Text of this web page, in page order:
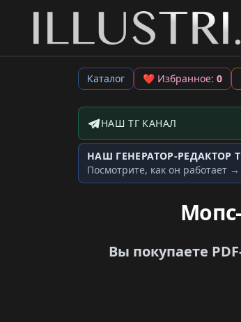
Каталог ❤ Избранное: 0
Telegram-канал
НАШ ТГ КАНАЛ
Генератор трафаретов
НАШ ГЕНЕРАТОР-РЕДАКТОР
Посмотрите, как он работает →
Вы покупаете